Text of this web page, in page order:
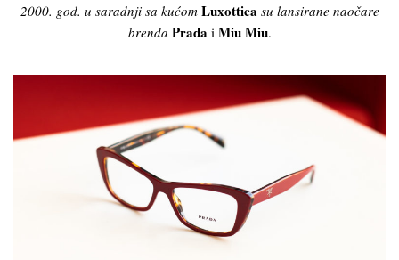
2000. god. u saradnji sa kućom Luxottica su lansirane naočare
brenda Prada i Miu Miu.